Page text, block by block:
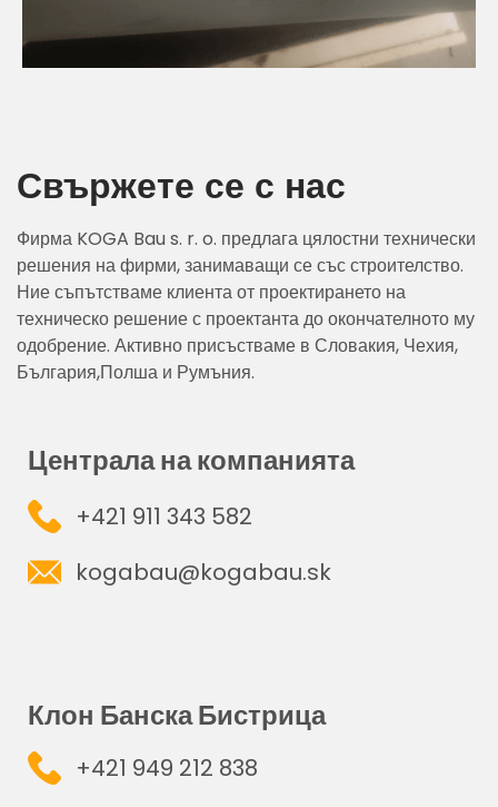
Свържете се с нас
Фирма KOGA Bau s. r. o. предлага цялостни технически
решения на фирми, занимаващи се със строителство.
Ние съпътстваме клиента от проектирането на
техническо решение с проектанта до окончателното му
одобрение. Активно присъстваме в Словакия, Чехия,
България,Полша и Румъния.
Централа на компанията
+421 911 343 582
kogabau@kogabau.sk
Клон Банска Бистрица
+421 949 212 838